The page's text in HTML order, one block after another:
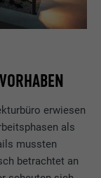
erwiesen
als
mussten
betrachtet an